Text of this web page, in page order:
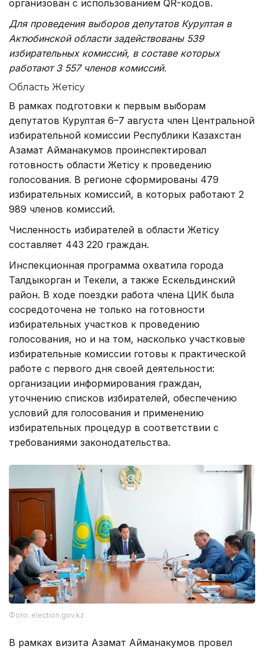
организован с использованием QR-кодов.
Для проведения выборов депутатов Курултая в
Актюбинской области задействованы 539
избирательных комиссий, в составе которых
работают 3 557 членов комиссий.
Область Жетісу
В рамках подготовки к первым выборам
депутатов Курултая 6–7 августа член Центральной
избирательной комиссии Республики Казахстан
Азамат Айманакумов проинспектировал
готовность области Жетісу к проведению
голосования. В регионе сформированы 479
избирательных комиссий, в которых работают 2
989 членов комиссий.
Численность избирателей в области Жетісу
составляет 443 220 граждан.
Инспекционная программа охватила города
Талдыкорган и Текели, а также Ескельдинский
район. В ходе поездки работа члена ЦИК была
сосредоточена не только на готовности
избирательных участков к проведению
голосования, но и на том, насколько участковые
избирательные комиссии готовы к практической
работе с первого дня своей деятельности:
организации информирования граждан,
уточнению списков избирателей, обеспечению
условий для голосования и применению
избирательных процедур в соответствии с
требованиями законодательства.
Фото: election.gov.kz
В рамках визита Азамат Айманакумов провел